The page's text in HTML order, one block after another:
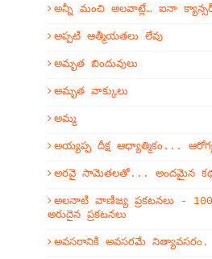
అన్నీ మంచి అలవాట్లే… ఐనా
అప్పటి ఆత్మీయతలు లేవు
అమృత బిందువులు
అమృత వాక్కులు
అమ్మ
అయ్యప్ప దీక్ష ఆధ్యాత్మికం...
అరవై సామెతలతో... అందమైన
అలనాటి వాణిజ్య ప్రకటనలు -
అరుదైన ప్రకటనలు
అవసరానికి అవసరమే నిత్యావసరం.